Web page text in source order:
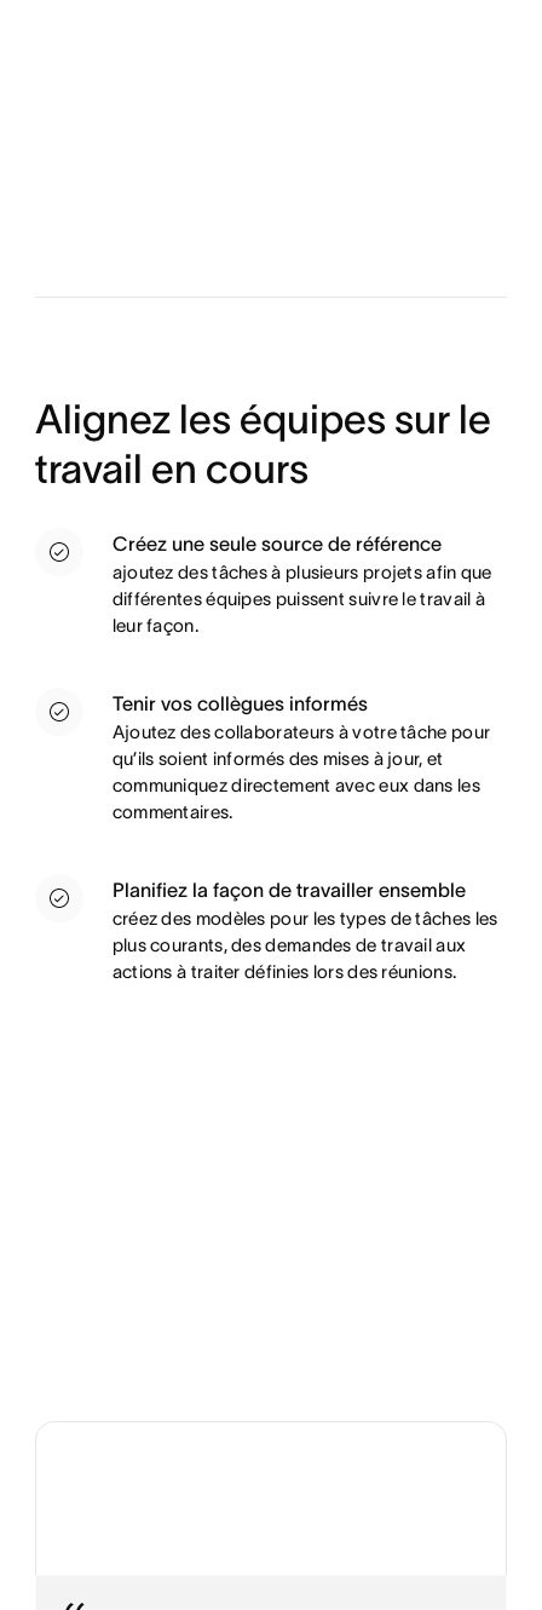
Alignez les équipes sur le
travail en cours
Créez une seule source de référence
ajoutez des tâches à plusieurs projets afin que
différentes équipes puissent suivre le travail à
leur façon.
Tenir vos collègues informés
Ajoutez des collaborateurs à votre tâche pour
qu’ils soient informés des mises à jour, et
communiquez directement avec eux dans les
commentaires.
Planifiez la façon de travailler ensemble
créez des modèles pour les types de tâches les
plus courants, des demandes de travail aux
actions à traiter définies lors des réunions.